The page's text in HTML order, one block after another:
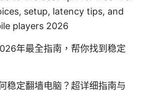
setup, latency tips, and
players 2026
年最全指南，帮你找到稳定
稳定翻墙电脑？超详细指南与